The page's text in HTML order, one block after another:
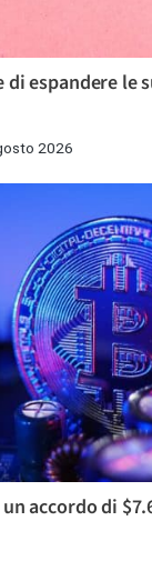
di espandere le
2026
accordo di